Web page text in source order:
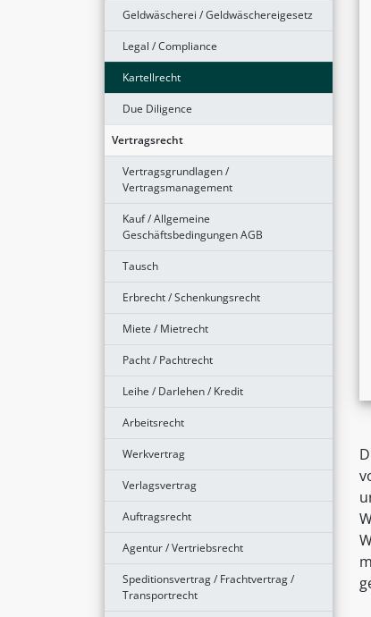
Geldwäscherei / Geldwäschereigesetz
Legal / Compliance
Kartellrecht
Due Diligence
Vertragsrecht
Vertragsgrundlagen /
Vertragsmanagement
Kauf / Allgemeine
Geschäftsbedingungen AGB
Tausch
Erbrecht / Schenkungsrecht
Miete / Mietrecht
Pacht / Pachtrecht
Leihe / Darlehen / Kredit
Arbeitsrecht
Werkvertrag
Verlagsvertrag
Auftragsrecht
Agentur / Vertriebsrecht
Speditionsvertrag / Frachtvertrag /
Transportrecht